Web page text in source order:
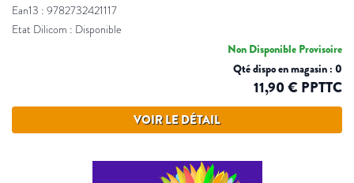
Ean13 : 9782732421117
Etat Dilicom : Disponible
Non Disponible Provisoire
Qté dispo en magasin : 0
11,90 € PPTTC
VOIR LE DÉTAIL